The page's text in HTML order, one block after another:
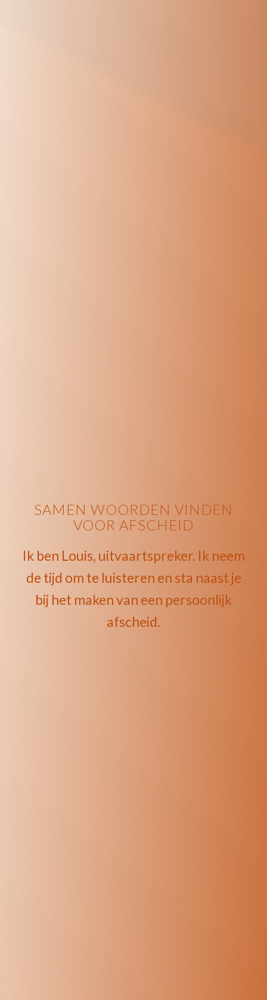
SAMEN WOORDEN VINDEN
VOOR AFSCHEID
Ik ben Louis, uitvaartspreker. Ik neem
de tijd om te luisteren en sta naast je
bij het maken van een persoonlijk
afscheid.